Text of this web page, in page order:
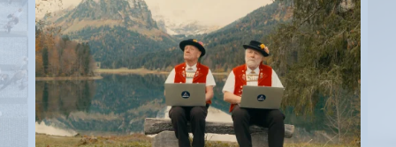
Anwil
Appenzell
Au SG
Baar
Baden
Balsthal